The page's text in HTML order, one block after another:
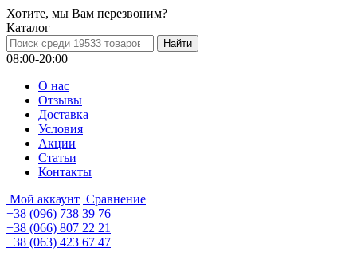
Хотите, мы Вам перезвоним?
Каталог
08:00-20:00
О нас
Отзывы
Доставка
Условия
Aкции
Статьи
Контакты
Мой аккаунт Сравнение
+38 (096) 738 39 76
+38 (066) 807 22 21
+38 (063) 423 67 47